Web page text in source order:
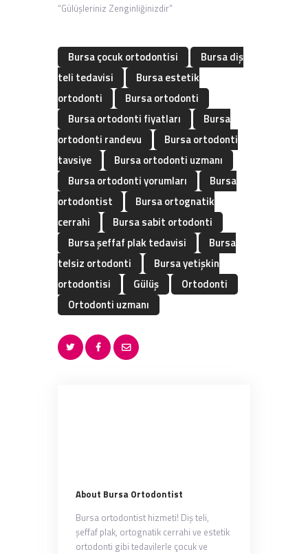
“Gülüşleriniz Zenginliğinizdir”
Bursa çocuk ortodontisi
Bursa diş
teli tedavisi
Bursa estetik
ortodonti
Bursa ortodonti
Bursa ortodonti fiyatları
Bursa
ortodonti randevu
Bursa ortodonti
tavsiye
Bursa ortodonti uzmanı
Bursa ortodonti yorumları
Bursa
ortodontist
Bursa ortognatik
cerrahi
Bursa sabit ortodonti
Bursa şeffaf plak tedavisi
Bursa
telsiz ortodonti
Bursa yetişkin
ortodontisi
Gülüş
Ortodonti
Ortodonti uzmanı
About Bursa Ortodontist
Bursa ortodontist hizmeti! Diş teli,
şeffaf plak, ortognatik cerrahi ve estetik
ortodonti gibi tedavilerle çocuk ve